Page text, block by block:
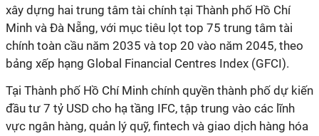
xây dựng hai trung tâm tài chính tại Thành phố Hồ Chí
Minh và Đà Nẵng, với mục tiêu lọt top 75 trung tâm tài
chính toàn cầu năm 2035 và top 20 vào năm 2045, theo
bảng xếp hạng Global Financial Centres Index (GFCI).
Tại Thành phố Hồ Chí Minh chính quyền thành phố dự kiến
đầu tư 7 tỷ USD cho hạ tầng IFC, tập trung vào các lĩnh
vực ngân hàng, quản lý quỹ, fintech và giao dịch hàng hóa